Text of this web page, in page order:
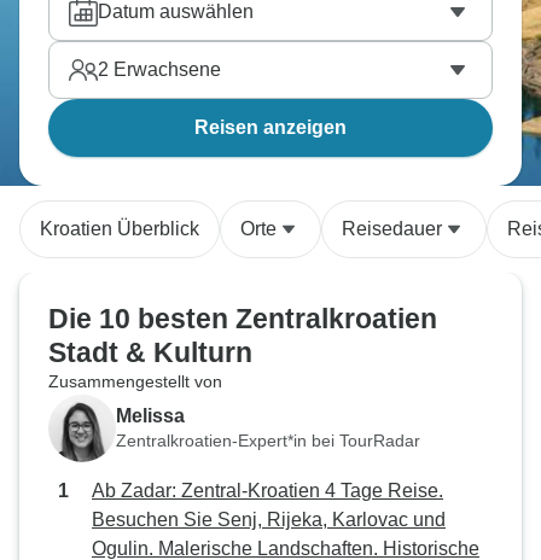
Datum auswählen
2 Erwachsene
Reisen anzeigen
Kroatien Überblick Orte Reisedauer
Die 10 besten Zentralkroatien
Stadt & Kulturn
Zusammengestellt von
Melissa
Zentralkroatien-Expert*in bei TourRadar
Ab Zadar: Zentral-Kroatien 4 Tage Reise.
Besuchen Sie Senj, Rijeka, Karlovac und
Ogulin. Malerische Landschaften. Historische